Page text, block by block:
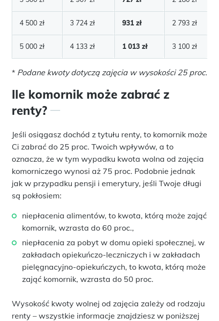
4 500 zł 3 724 zł 931 zł 2 793 zł
5 000 zł 4 133 zł 1 013 zł 3 100 zł
* Podane kwoty dotyczą zajęcia w wysokości 25 proc.
Ile komornik może zabrać z
renty?
Jeśli osiągasz dochód z tytułu renty, to komornik może
Ci zabrać do 25 proc. Twoich wpływów, a to
oznacza, że w tym wypadku kwota wolna od zajęcia
komorniczego wynosi aż 75 proc. Podobnie jednak
jak w przypadku pensji i emerytury, jeśli Twoje długi
są pokłosiem:
niepłacenia alimentów, to kwota, którą może zająć
komornik, wzrasta do 60 proc.,
niepłacenia za pobyt w domu opieki społecznej, w
zakładach opiekuńczo-leczniczych i w zakładach
pielęgnacyjno-opiekuńczych, to kwota, którą może
zająć komornik, wzrasta do 50 proc.
Wysokość kwoty wolnej od zajęcia zależy od rodzaju
renty – wszystkie informacje znajdziesz w poniższej